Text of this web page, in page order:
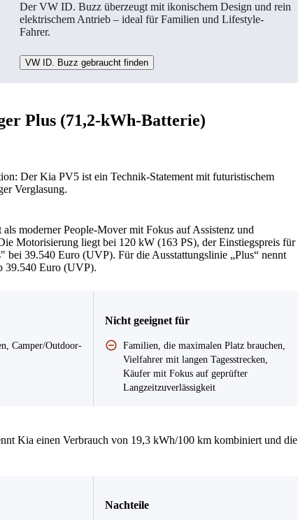
Der VW ID. Buzz überzeugt mit ikonischem Design und rein
elektrischem Antrieb – ideal für Familien und Lifestyle-
Fahrer.
VW ID. Buzz gebraucht finden
Plus (71,2-kWh-Batterie)
Der Kia PV5 ist ein Technik-Statement mit futuristischem
Verglasung.
moderner People-Mover mit Fokus auf Assistenz und
Motorisierung liegt bei 120 kW (163 PS), der Einstiegspreis für
bei 39.540 Euro (UVP). Für die Ausstattungslinie „Plus“ nennt
39.540 Euro (UVP).
Camper/Outdoor-
Nicht geeignet für
Familien, die maximalen Platz brauchen,
Vielfahrer mit langen Tagesstrecken,
Käufer mit Fokus auf geprüfter
Langzeitzuverlässigkeit
Kia einen Verbrauch von 19,3 kWh/100 km kombiniert und die
Nachteile